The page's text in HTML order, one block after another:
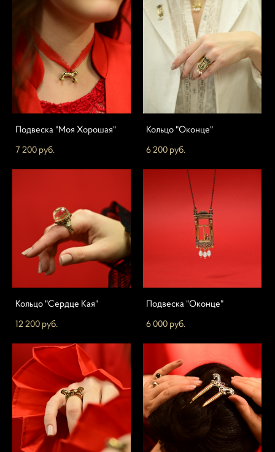
Подвеска "Моя Хорошая"
7 200 pуб.
Кольцо "Оконце"
6 200 pуб.
Кольцо "Сердце Кая"
12 200 pуб.
Подвеска "Оконце"
6 000 pуб.